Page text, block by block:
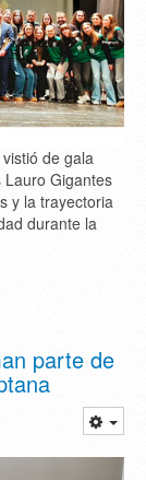
de gala
Gigantes
y la trayectoria
durante la
parte de